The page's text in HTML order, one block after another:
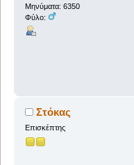
Μηνύματα: 6350
Φύλο:
Στόκας
Επισκέπτης